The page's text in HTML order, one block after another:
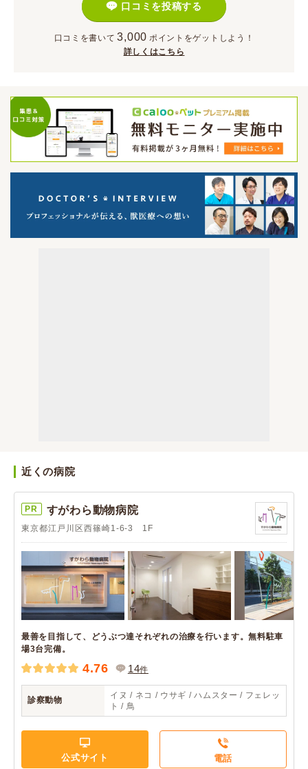
口コミを投稿する
口コミを書いて 3,000 ポイント をゲットしよう！
詳しくはこちら
近くの病院
PR すがわら動物病院
東京都江戸川区西篠崎1-6-3 1F
最善を目指して、どうぶつ達それぞれの治療を行います。無料駐車
場3台完備。
4.76 14件
診察動物
イヌ / ネコ / ウサギ / ハムスター / フェレッ
ト / 鳥
公式サイト 電話